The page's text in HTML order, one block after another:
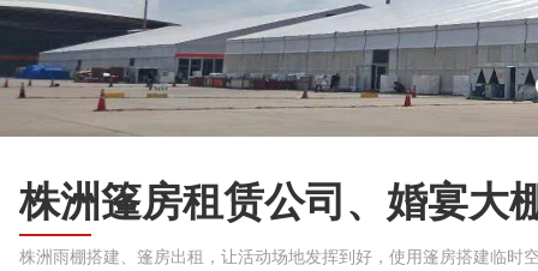
株洲篷房租赁公司、婚宴大
株洲雨棚搭建、篷房出租，让活动场地发挥到好，使用篷房搭建临时